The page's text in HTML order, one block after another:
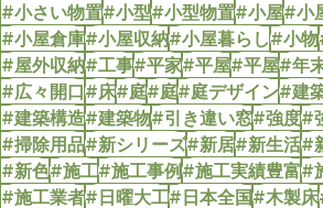
#小さい物置#小型#小型物置#小屋#小
#小屋倉庫#小屋収納#小屋暮らし#小物
#屋外収納#工事#平家#平屋#平屋#年
#広々開口#床#庭#庭#庭デザイン#建
#建築構造#建築物#引き違い窓#強度#
#掃除用品#新シリーズ#新居#新生活#
#新色#施工#施工事例#施工実績豊富#
#施工業者#日曜大工#日本全国#木製床